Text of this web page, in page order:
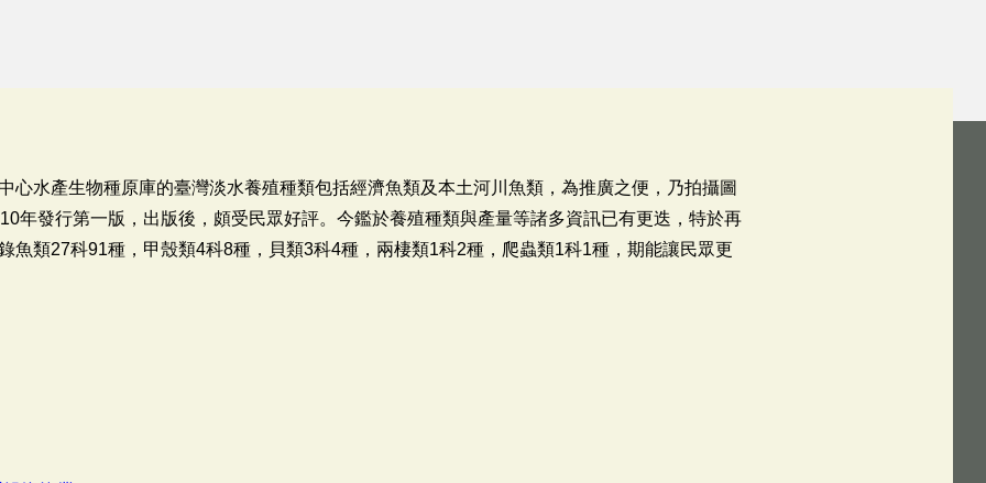
心水產生物種原庫的臺灣淡水養殖種類包括經濟魚類及本土河川魚類，為推廣之便，乃拍攝圖
年發行第一版，出版後，頗受民眾好評。今鑑於養殖種類與產量等諸多資訊已有更迭，特於再
魚類27科91種，甲殼類4科8種，貝類3科4種，兩棲類1科2種，爬蟲類1科1種，期能讓民眾更